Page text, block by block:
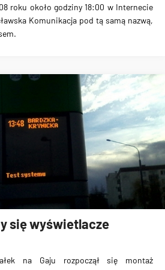
roku około godziny 18:00 w Internecie
Komunikacja pod tą samą nazwą,
się wyświetlacze
na Gaju rozpoczął się montaż